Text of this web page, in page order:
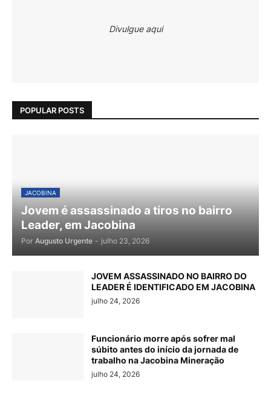
Divulgue aqui
POPULAR POSTS
JACOBINA
Jovem é assassinado a tiros no bairro
Leader, em Jacobina
Por Augusto Urgente - julho 23, 2026
JOVEM ASSASSINADO NO BAIRRO DO
LEADER É IDENTIFICADO EM JACOBINA
julho 24, 2026
Funcionário morre após sofrer mal
súbito antes do início da jornada de
trabalho na Jacobina Mineração
julho 24, 2026